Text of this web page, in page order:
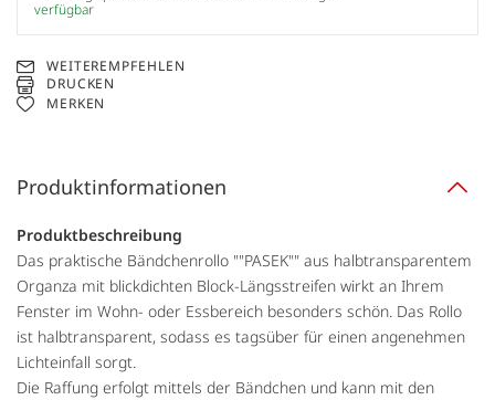
verfügbar
WEITEREMPFEHLEN
DRUCKEN
MERKEN
Produktinformationen
Produktbeschreibung
Das praktische Bändchenrollo ""PASEK"" aus halbtransparentem
Organza mit blickdichten Block-Längsstreifen wirkt an Ihrem
Fenster im Wohn- oder Essbereich besonders schön. Das Rollo
ist halbtransparent, sodass es tagsüber für einen angenehmen
Lichteinfall sorgt.
Die Raffung erfolgt mittels der Bändchen und kann mit den